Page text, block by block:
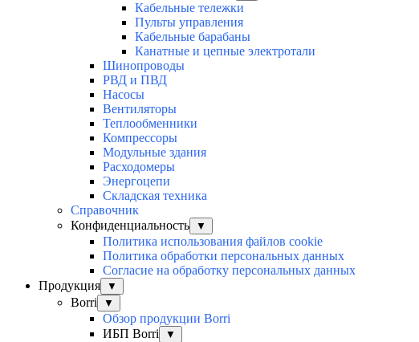
Кабельные тележки
Пульты управления
Кабельные барабаны
Канатные и цепные электротали
Шинопроводы
РВД и ПВД
Насосы
Вентиляторы
Теплообменники
Компрессоры
Модульные здания
Расходомеры
Энергоцепи
Складская техника
Справочник
Конфиденциальность
▼
Политика использования файлов cookie
Политика обработки персональных данных
Согласие на обработку персональных данных
Продукция
▼
Borri ▼
Обзор продукции Borri
ИБП Borri
▼